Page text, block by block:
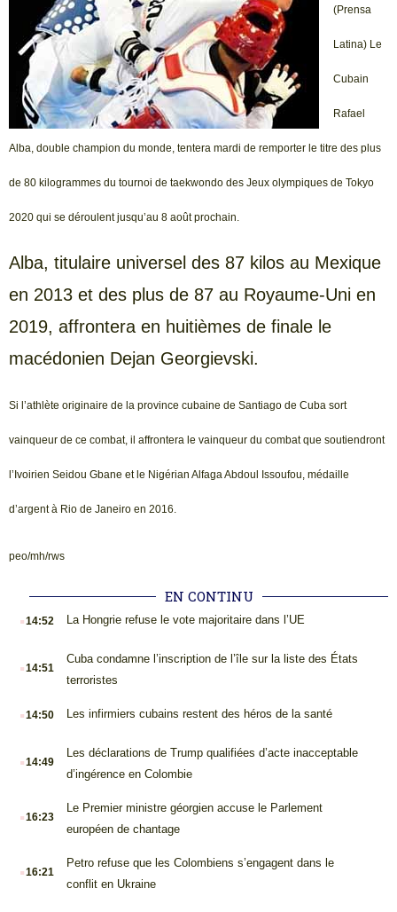
(Prensa
Latina) Le
Cubain
Rafael
Alba, double champion du monde, tentera mardi de remporter le titre des plus
de 80 kilogrammes du tournoi de taekwondo des Jeux olympiques de Tokyo
2020 qui se déroulent jusqu’au 8 août prochain.
Alba, titulaire universel des 87 kilos au Mexique
en 2013 et des plus de 87 au Royaume-Uni en
2019, affrontera en huitièmes de finale le
macédonien Dejan Georgievski.
Si l’athlète originaire de la province cubaine de Santiago de Cuba sort
vainqueur de ce combat, il affrontera le vainqueur du combat que soutiendront
l’Ivoirien Seidou Gbane et le Nigérian Alfaga Abdoul Issoufou, médaille
d’argent à Rio de Janeiro en 2016.
peo/mh/rws
EN CONTINU
.14:52 La Hongrie refuse le vote majoritaire dans l’UE
.14:51
Cuba condamne l’inscription de l’île sur la liste des États
terroristes
.14:50 Les infirmiers cubains restent des héros de la santé
.14:49
Les déclarations de Trump qualifiées d’acte inacceptable
d’ingérence en Colombie
.16:23
Le Premier ministre géorgien accuse le Parlement
européen de chantage
.16:21
Petro refuse que les Colombiens s’engagent dans le
conflit en Ukraine